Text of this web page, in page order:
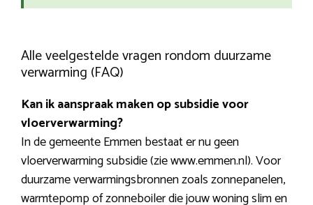
Alle veelgestelde vragen rondom duurzame
verwarming (FAQ)
Kan ik aanspraak maken op subsidie voor
vloerverwarming?
In de gemeente Emmen bestaat er nu geen
vloerverwarming subsidie (zie www.emmen.nl). Voor
duurzame verwarmingsbronnen zoals zonnepanelen,
warmtepomp of zonneboiler die jouw woning slim en